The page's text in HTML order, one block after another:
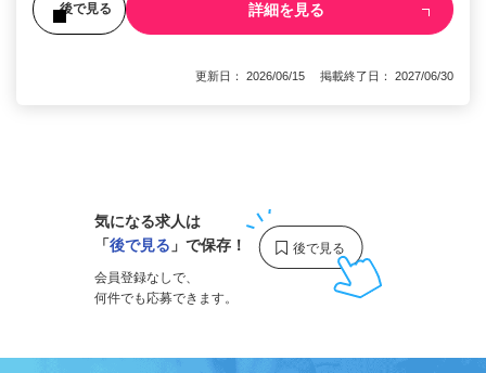
後で見る 詳細を見る
更新日： 2026/06/15 掲載終了日： 2027/06/30
気になる求人は
「後で見る 」で保存！
会員登録なしで、
何件でも応募できます。